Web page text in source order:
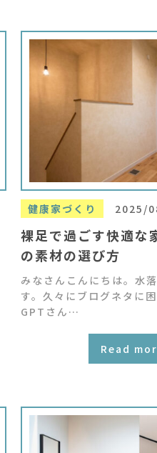
健康家づくり 2025/
裸足で過ごす快適な
の素材の選び方
みなさんこんにちは。水
す。久々にブログネタに
GPTさん…
Read